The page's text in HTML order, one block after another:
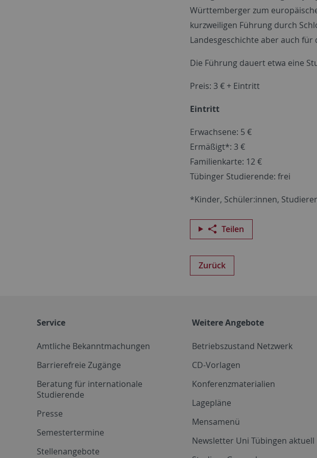
Württemberger zum
kurzweiligen Führung durch
Landesgeschichte aber auch
Die Führung dauert etwa eine
Preis: 3 € + Eintritt
Eintritt
Erwachsene: 5 €
Ermäßigt*: 3 €
Familienkarte: 12 €
Tübinger Studierende: frei
*Kinder, Schüler:innen,
Teilen
Zurück
Service
Amtliche Bekanntmachungen
Barrierefreie Zugänge
Beratung für internationale
Studierende
Presse
Semestertermine
Stellenangebote
Weitere Angebote
Betriebszustand Netzwerk
CD-Vorlagen
Konferenzmaterialien
Lagepläne
Mensamenü
Newsletter Uni Tübingen aktuell